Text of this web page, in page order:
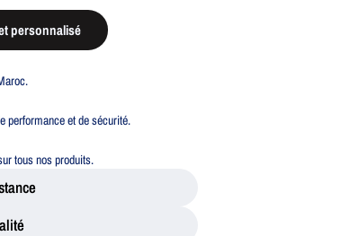
personnalisé
performance et de sécurité.
tous nos produits.